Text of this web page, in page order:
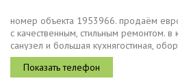
номер объекта 1953966. продаём
с качественным, стильным ремонтом.
санузел и большая кухнягостиная,
необходимым посудомоечная машина,
шкаф, встроенные...